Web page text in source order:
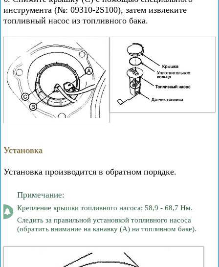
инструмента (№: 09310-2S100), затем извлеките
топливный насос из топливного бака.
Установка
Установка производится в обратном порядке.
Примечание:
Крепление крышки топливного насоса: 58,9 - 68,7 Нм.
Следить за правильной установкой топливного насоса
(обратить внимание на канавку (А) на топливном баке).